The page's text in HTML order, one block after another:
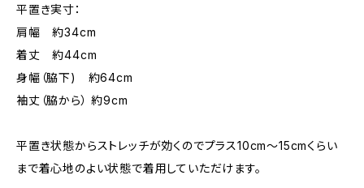
平置き実寸：
肩幅 約34cm
着丈 約44cm
身幅（脇下) 約64cm
袖丈（脇から） 約9cm
平置き状態からストレッチが効くのでプラス10cm〜15cmくらい
まで着心地のよい状態で着用していただけます。